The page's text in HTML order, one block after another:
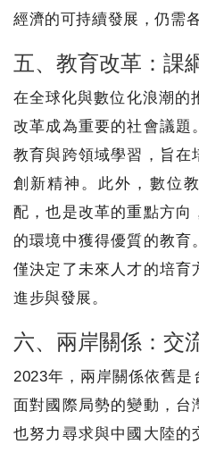
經濟的可持續發展，仍需
五、教育改革：課
在全球化與數位化浪潮的
改革成為重要的社會議題
教育與跨領域學習，旨在
創新精神。此外，數位
配，也是改革的重點方向
的環境中獲得優質的教育
僅決定了未來人才的培育
進步與發展。
六、兩岸關係：交
2023年，兩岸關係依舊是
面對國際局勢的變動，台
也努力尋求與中國大陸的